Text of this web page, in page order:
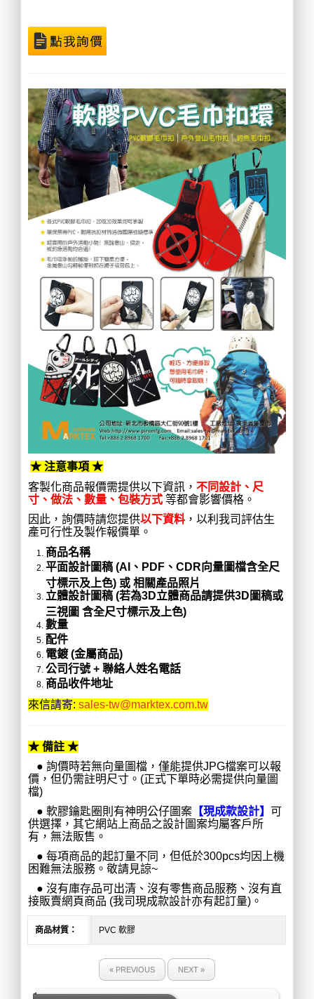
★ 注意事項 ★
客製化商品報價需提供以下資訊，不同設計、尺
寸、做法、數量、包裝方式 等都會影響價格。
因此，詢價時請您提供以下資料 ，以利我司評估生
產可行性及製作報價單。
商品名稱
平面設計圖稿 (AI、PDF、CDR向量圖檔含全尺
寸標示及上色) 或 相關產品照片
立體設計圖稿 (若為3D立體商品請提供3D圖稿或
三視圖 含全尺寸標示及上色)
數量
配件
電鍍 (金屬商品)
公司行號 + 聯絡人姓名電話
商品收件地址
來信請寄:sales-tw@marktex.com.tw
★ 備註 ★
● 詢價時若無向量圖檔，僅能提供JPG檔案可以報
價，但仍需註明尺寸。(正式下單時必需提供向量圖
檔)
●軟膠鑰匙圈則有神明公仔圖案 【現成款設計】可
供選擇，其它網站上商品之設計圖案均屬客戶所
有，無法販售。
●每項商品的起訂量不同，但低於300pcs均因上機
困難無法服務。敬請見諒~
●沒有庫存品可出清、沒有零售商品服務、沒有直
接販賣網頁商品 (我司現成款設計亦有起訂量)。
商品材質： PVC 軟膠
« PREVIOUS NEXT »